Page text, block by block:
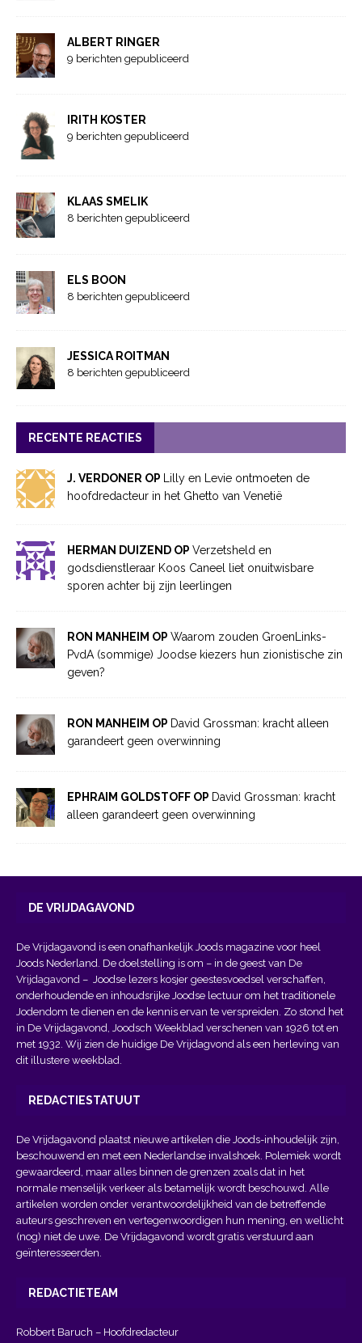
ALBERT RINGER
9 berichten gepubliceerd
IRITH KOSTER
9 berichten gepubliceerd
KLAAS SMELIK
8 berichten gepubliceerd
ELS BOON
8 berichten gepubliceerd
JESSICA ROITMAN
8 berichten gepubliceerd
RECENTE REACTIES
J. VERDONER OP
Lilly en Levie ontmoeten de
hoofdredacteur in het Ghetto van Venetië
HERMAN DUIZEND OP Verzetsheld en
godsdienstleraar Koos Caneel liet onuitwisbare
sporen achter bij zijn leerlingen
RON MANHEIM OP Waarom zouden GroenLinks-
PvdA (sommige) Joodse kiezers hun zionistische zin
geven?
RON MANHEIM OP David Grossman: kracht alleen
garandeert geen overwinning
EPHRAIM GOLDSTOFF OP David Grossman: kracht
alleen garandeert geen overwinning
DE VRIJDAGAVOND
De Vrijdagavond is een onafhankelijk Joods magazine voor heel
Joods Nederland. De doelstelling is om – in de geest van De
Vrijdagavond – Joodse lezers kosjer geestesvoedsel verschaffen,
onderhoudende en inhoudsrijke Joodse lectuur om het traditionele
Jodendom te dienen en de kennis ervan te verspreiden. Zo stond het
in De Vrijdagavond, Joodsch Weekblad verschenen van 1926 tot en
met 1932. Wij zien de huidige De Vrijdagvond als een herleving van
dit illustere weekblad.
REDACTIESTATUUT
De Vrijdagavond plaatst nieuwe artikelen die Joods-inhoudelijk zijn,
beschouwend en met een Nederlandse invalshoek. Polemiek wordt
gewaardeerd, maar alles binnen de grenzen zoals dat in het
normale menselijk verkeer als betamelijk wordt beschouwd. Alle
artikelen worden onder verantwoordelijkheid van de betreffende
auteurs geschreven en vertegenwoordigen hun mening, en wellicht
(nog) niet de uwe. De Vrijdagavond wordt gratis verstuurd aan
geïnteresseerden.
REDACTIETEAM
Robbert Baruch – Hoofdredacteur